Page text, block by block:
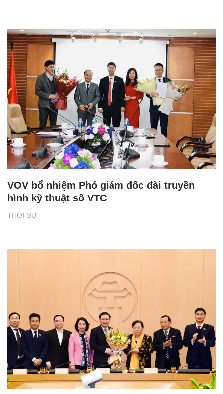
THỜI SỰ
VOV bổ nhiệm Phó giám đốc đài truyền
hình kỹ thuật số VTC